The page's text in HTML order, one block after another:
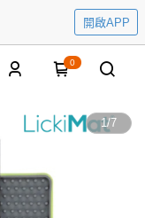
開啟APP
0
1/7